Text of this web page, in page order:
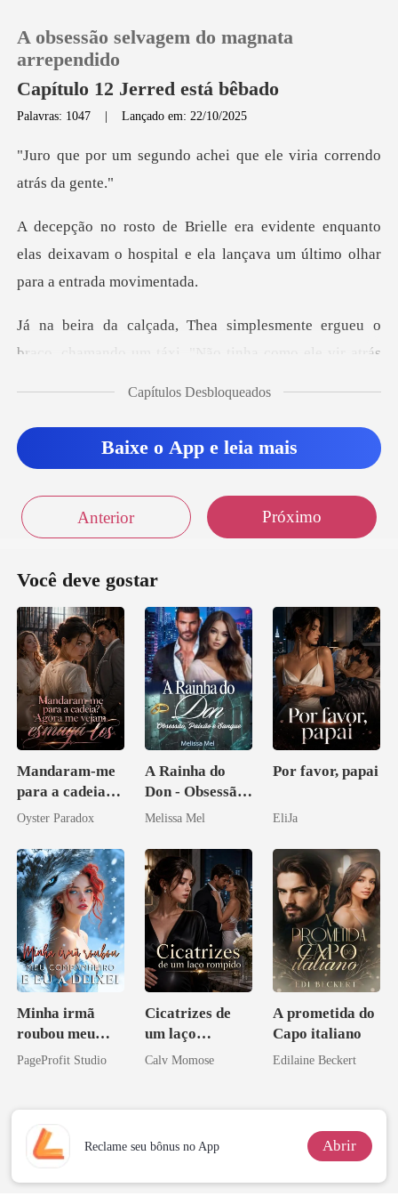
Loja
Histórico
Sair
A obsessão selvagem do magnata
arrependido
Capítulo 12 Jerred está bêbado
Palavras: 1047 |Lançado em: 22/10/2025
o achei que ele viria c
nquanto
elas deixavam o hospital e ela lançav
ueu o
braço, chamando um táxi. "Não tinha com
Capítulos Desbloqueados
Baixe o App e leia mais
Anterior Próximo
Você deve gostar
Mandaram-me
para a cadeia?
Agora me
los
Oyster Paradox
A Rainha do
Don - Obsessão,
Paixão e Sangue
Melissa Mel
Por favor, papai
EliJa
Minha irmã
roubou meu
companheiro e
PageProfit Studio
Cicatrizes de
um laço
rompido
Calv Momose
A prometida do
Capo italiano
Edilaine Beckert
Reclame seu bônus no App Abrir